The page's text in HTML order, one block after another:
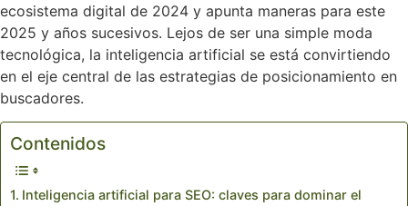
ecosistema digital de 2024 y apunta maneras para este
2025 y años sucesivos. Lejos de ser una simple moda
tecnológica, la inteligencia artificial se está convirtiendo
en el eje central de las estrategias de posicionamiento en
buscadores.
Contenidos
Inteligencia artificial para SEO: claves para dominar el